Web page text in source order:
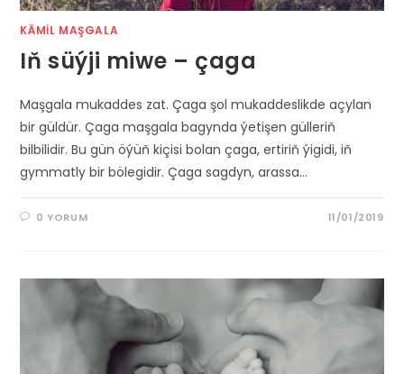
KÄMIL MAŞGALA
Iň süýji miwe – çaga
Maşgala mukaddes zat. Çaga şol mukaddeslikde açylan
bir güldür. Çaga maşgala bagynda ýetişen gülleriň
bilbilidir. Bu gün öýüň kiçisi bolan çaga, ertiriň ýigidi, iň
gymmatly bir bölegidir. Çaga sagdyn, arassa…
0 YORUM 11/01/2019